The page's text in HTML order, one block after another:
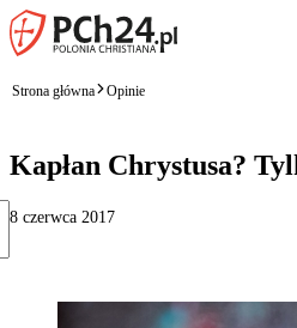
Strona główna Opinie
Kapłan Chrystusa?
8 czerwca 2017